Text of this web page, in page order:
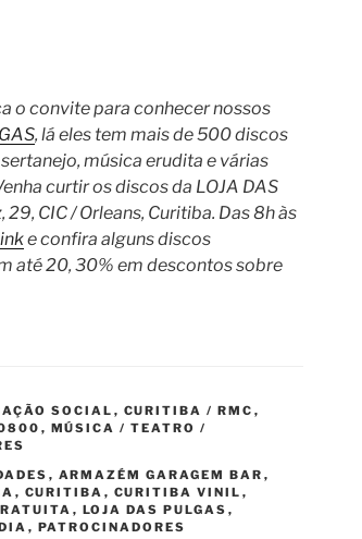
o convite para conhecer nossos
, lá eles tem mais de 500 discos
música erudita e várias
curtir os discos da LOJA DAS
CIC / Orleans, Curitiba. Das 8h às
e confira alguns discos
até 20, 30% em descontos sobre
SOCIAL , CURITIBA / RMC ,
, MÚSICA / TEATRO /
, ARMAZÉM GARAGEM BAR ,
, CURITIBA , CURITIBA VINIL ,
, LOJA DAS PULGAS ,
, PATROCINADORES